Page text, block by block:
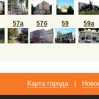
57а 57б 59 59а
Карта города